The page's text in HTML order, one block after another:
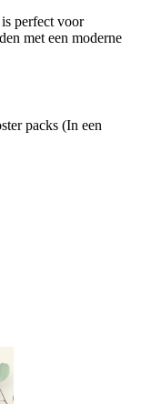
perfect voor
met een moderne
packs (In een